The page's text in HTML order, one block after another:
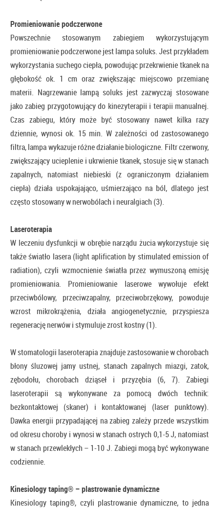
Promieniowanie podczerwone
Powszechnie stosowanym zabiegiem wykorzystującym
promieniowanie podczerwone jest lampa soluks. Jest przykładem
wykorzystania suchego ciepła, powodując przekrwienie tkanek na
głębokość ok. 1 cm oraz zwiększając miejscowo przemianę
materii. Nagrzewanie lampą soluks jest zazwyczaj stosowane
jako zabieg przygotowujący do kinezyterapii i terapii manualnej.
Czas zabiegu, który może być stosowany nawet kilka razy
dziennie, wynosi ok. 15 min. W zależności od zastosowanego
filtra, lampa wykazuje różne działanie biologiczne. Filtr czerwony,
zwiększający ucieplenie i ukrwienie tkanek, stosuje się w stanach
zapalnych, natomiast niebieski (z ograniczonym działaniem
ciepła) działa uspokajająco, uśmierzająco na ból, dlatego jest
często stosowany w nerwobólach i neuralgiach (3).
Laseroterapia
W leczeniu dysfunkcji w obrębie narządu żucia wykorzystuje się
także światło lasera (light aplification by stimulated emission of
radiation), czyli wzmocnienie światła przez wymuszoną emisję
promieniowania. Promieniowanie laserowe wywołuje efekt
przeciwbólowy, przeciwzapalny, przeciwobrzękowy, powoduje
wzrost mikrokrążenia, działa angiogenetycznie, przyspiesza
regenerację nerwów i stymuluje zrost kostny (1).
W stomatologii laseroterapia znajduje zastosowanie w chorobach
błony śluzowej jamy ustnej, stanach zapalnych miazgi, zatok,
zębodołu, chorobach dziąseł i przyzębia (6, 7). Zabiegi
laseroterapii są wykonywane za pomocą dwóch technik:
bezkontaktowej (skaner) i kontaktowanej (laser punktowy).
Dawka energii przypadającej na zabieg zależy przede wszystkim
od okresu choroby i wynosi w stanach ostrych 0,1-5 J, natomiast
w stanach przewlekłych – 1-10 J. Zabiegi mogą być wykonywane
codziennie.
Kinesiology taping® – plastrowanie dynamiczne
Kinesiology taping®, czyli plastrowanie dynamiczne, to jedna